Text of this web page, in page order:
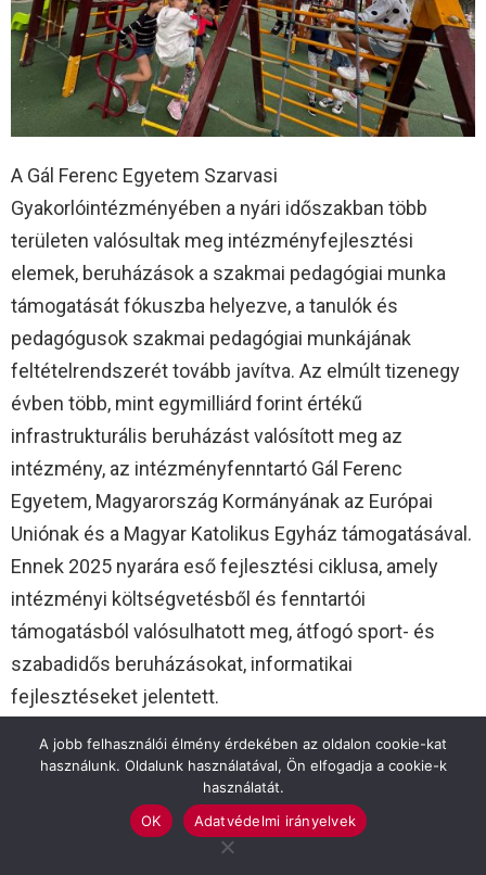
A Gál Ferenc Egyetem Szarvasi
Gyakorlóintézményében a nyári időszakban több
területen valósultak meg intézményfejlesztési
elemek, beruházások a szakmai pedagógiai munka
támogatását fókuszba helyezve, a tanulók és
pedagógusok szakmai pedagógiai munkájának
feltételrendszerét tovább javítva. Az elmúlt tizenegy
évben több, mint egymilliárd forint értékű
infrastrukturális beruházást valósított meg az
intézmény, az intézményfenntartó Gál Ferenc
Egyetem, Magyarország Kormányának az Európai
Uniónak és a Magyar Katolikus Egyház támogatásával.
Ennek 2025 nyarára eső fejlesztési ciklusa, amely
intézményi költségvetésből és fenntartói
támogatásból valósulhatott meg, átfogó sport- és
szabadidős beruházásokat, informatikai
fejlesztéseket jelentett.
Elbontásra, majd újjáépítésre került a rekortán
burkolatot kapott sportpálya, bruttó harmincöt millió
forint értékű beruházás keretében, amely a
testnevelés órák mellett a kosárlabda és labdarúgás
A jobb felhasználói élmény érdekében az oldalon cookie-kat
használunk. Oldalunk használatával, Ön elfogadja a cookie-k
használatát.
OK
Adatvédelmi irányelvek